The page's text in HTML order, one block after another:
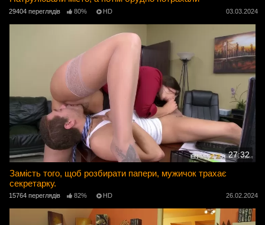
29404 переглядів 80% HD 03.03.2024
27:32
Замість того, щоб розбирати папери, мужичок трахає
секретарку.
15764 переглядів 82% HD 26.02.2024